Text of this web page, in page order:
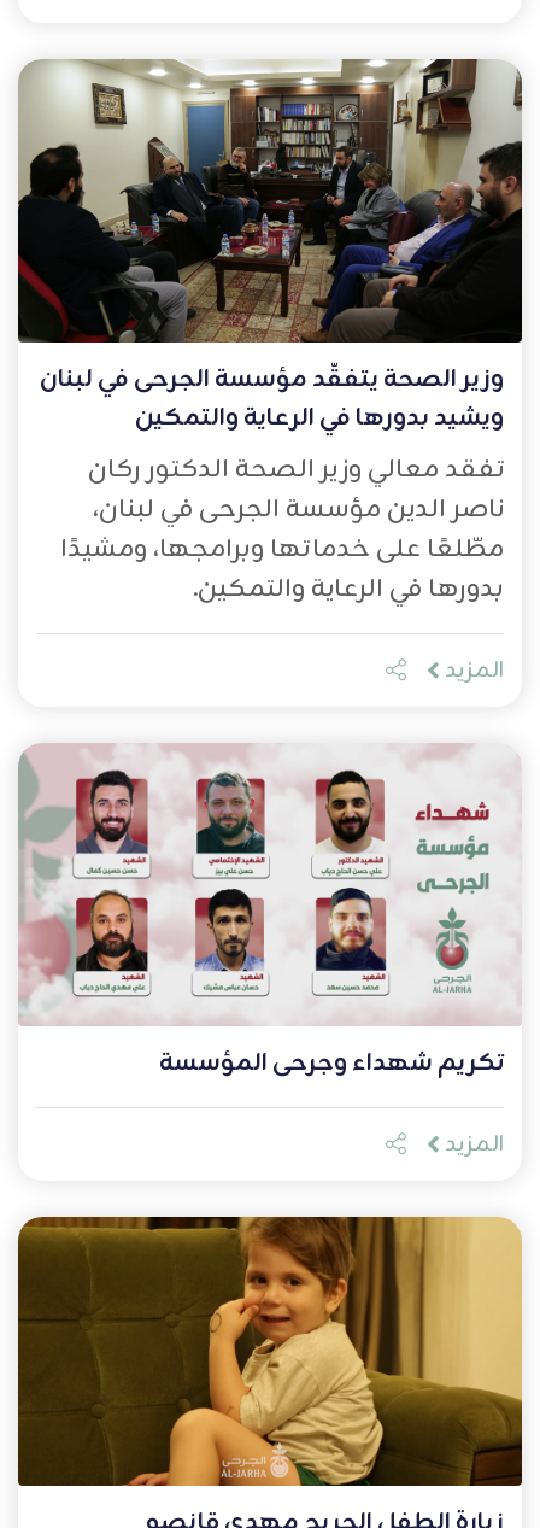
وزير الصحة يتفقّد مؤسسة الجرحى في لبنان
ويشيد بدورها في الرعاية والتمكين
تفقد معالي وزير الصحة الدكتور ركان
ناصر الدين مؤسسة الجرحى في لبنان،
مطّلعًا على خدماتها وبرامجها، ومشيدًا
بدورها في الرعاية والتمكين.
المزيد
تكريم شهداء وجرحى المؤسسة
المزيد